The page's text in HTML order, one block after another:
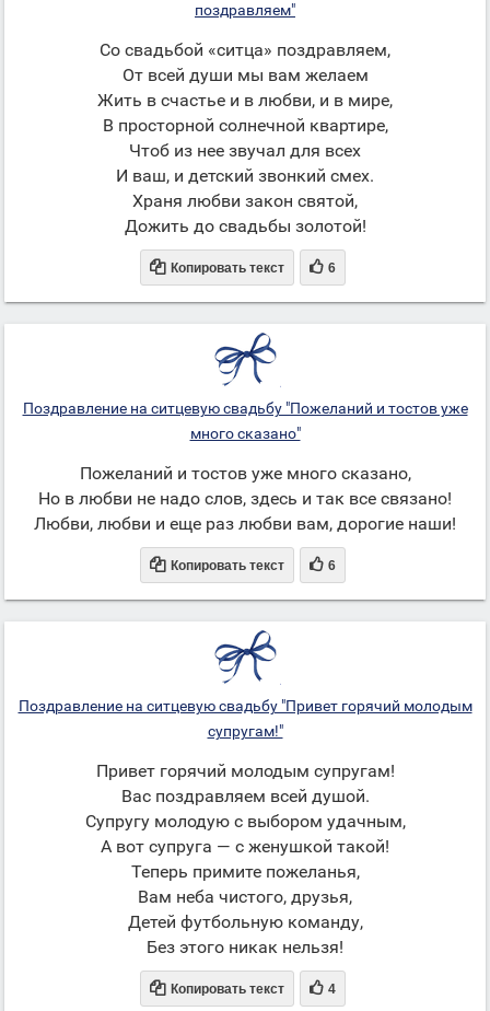
поздравляем"
Со свадьбой «ситца» поздравляем,
От всей души мы вам желаем
Жить в счастье и в любви, и в мире,
В просторной солнечной квартире,
Чтоб из нее звучал для всех
И ваш, и детский звонкий смех.
Храня любви закон святой,
Дожить до свадьбы золотой!
 Копировать текст  6
Поздравление на ситцевую свадьбу "Пожеланий и тостов уже
много сказано"
Пожеланий и тостов уже много сказано,
Но в любви не надо слов, здесь и так все связано!
Любви, любви и еще раз любви вам, дорогие наши!
 Копировать текст  6
Поздравление на ситцевую свадьбу "Привет горячий молодым
супругам!"
Привет горячий молодым супругам!
Вас поздравляем всей душой.
Супругу молодую с выбором удачным,
А вот супруга — с женушкой такой!
Теперь примите пожеланья,
Вам неба чистого, друзья,
Детей футбольную команду,
Без этого никак нельзя!
 Копировать текст  4